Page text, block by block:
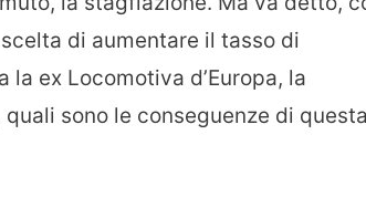
di aumentare il tasso di
ex Locomotiva d’Europa, la
sono le conseguenze di